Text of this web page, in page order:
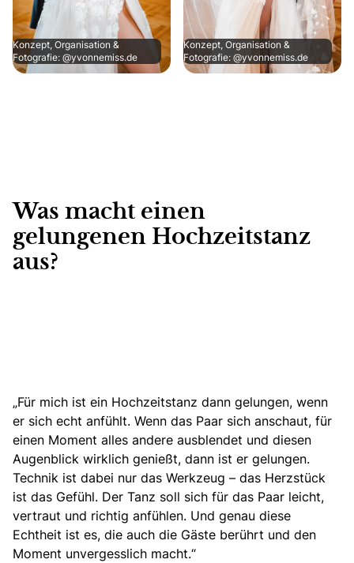
Konzept, Organisation &
Fotografie: @yvonnemiss.de
Konzept, Organisation &
Fotografie: @yvonnemiss.de
Was macht einen
gelungenen Hochzeitstanz
aus?
„Für mich ist ein Hochzeitstanz dann gelungen, wenn
er sich echt anfühlt. Wenn das Paar sich anschaut, für
einen Moment alles andere ausblendet und diesen
Augenblick wirklich genießt, dann ist er gelungen.
Technik ist dabei nur das Werkzeug – das Herzstück
ist das Gefühl. Der Tanz soll sich für das Paar leicht,
vertraut und richtig anfühlen. Und genau diese
Echtheit ist es, die auch die Gäste berührt und den
Moment unvergesslich macht.“